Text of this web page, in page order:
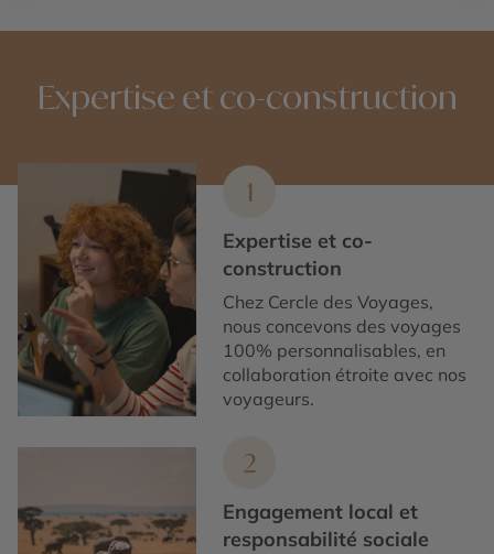
Expertise et co-construction
1
Expertise et co-
construction
Chez Cercle des Voyages,
nous concevons des voyages
100% personnalisables, en
collaboration étroite avec nos
voyageurs.
2
Engagement local et
responsabilité sociale